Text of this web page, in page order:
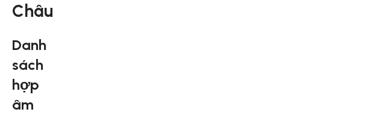
Châu
Danh
sách
hợp
âm